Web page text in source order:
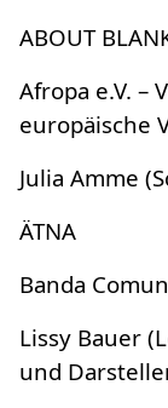
ABOUT
Afropa e.V. –
europäische
Julia Amme
ÄTNA
Banda
Lissy Bauer
und